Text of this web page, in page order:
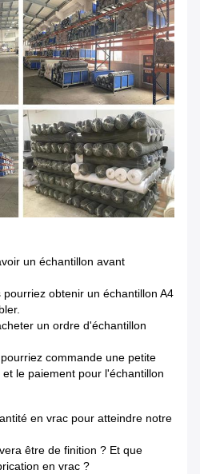
un échantillon avant
obtenir un échantillon A4
un ordre d'échantillon
commande une petite
le paiement pour l'échantillon
en vrac pour atteindre notre
être de finition ? Et que
en vrac ?